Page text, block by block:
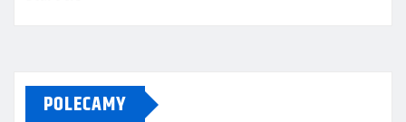
POLECAMY